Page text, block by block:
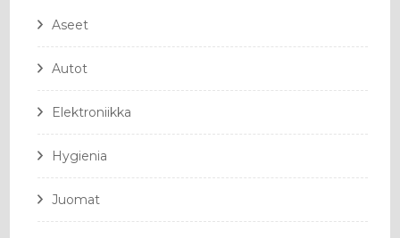
Aseet
Autot
Elektroniikka
Hygienia
Juomat